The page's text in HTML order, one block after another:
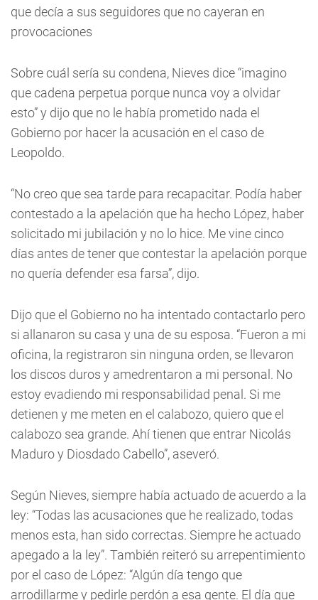
que decía a sus seguidores que no cayeran en
provocaciones
Sobre cuál sería su condena, Nieves dice “imagino
que cadena perpetua porque nunca voy a olvidar
esto” y dijo que no le había prometido nada el
Gobierno por hacer la acusación en el caso de
Leopoldo.
“No creo que sea tarde para recapacitar. Podía haber
contestado a la apelación que ha hecho López, haber
solicitado mi jubilación y no lo hice. Me vine cinco
días antes de tener que contestar la apelación porque
no quería defender esa farsa”, dijo.
Dijo que el Gobierno no ha intentado contactarlo pero
si allanaron su casa y una de su esposa. “Fueron a mi
oficina, la registraron sin ninguna orden, se llevaron
los discos duros y amedrentaron a mi personal. No
estoy evadiendo mi responsabilidad penal. Si me
detienen y me meten en el calabozo, quiero que el
calabozo sea grande. Ahí tienen que entrar Nicolás
Maduro y Diosdado Cabello”, aseveró.
Según Nieves, siempre había actuado de acuerdo a la
ley: “Todas las acusaciones que he realizado, todas
menos esta, han sido correctas. Siempre he actuado
apegado a la ley”. También reiteró su arrepentimiento
por el caso de López: “Algún día tengo que
arrodillarme y pedirle perdón a esa gente. El día que